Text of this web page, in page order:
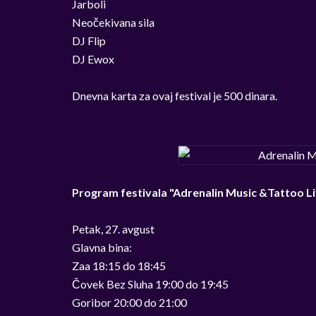
Jarboli
Neočekivana sila
DJ Flip
DJ Ewox
Dnevna karta za ovaj festival je 500 dinara.
Program festivala "Adrenalin Music &Tattoo
Petak, 27. avgust
Glavna bina:
Zaa 18:15 do 18:45
Čovek Bez Sluha 19:00 do 19:45
Goribor 20:00 do 21:00